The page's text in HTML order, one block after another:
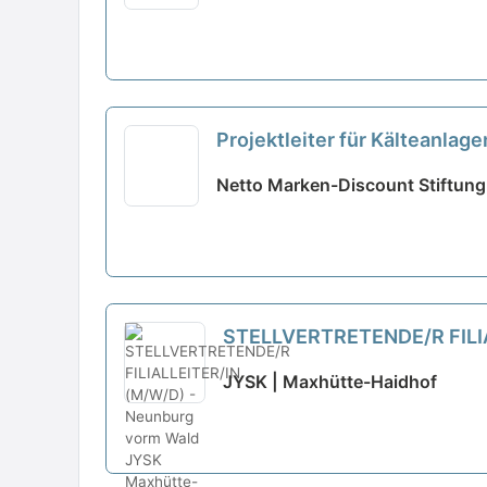
Projektleiter für
Netto Marken-Discount
STELLVERTRETENDE/R
JYSK | Maxhütte-Haidhof